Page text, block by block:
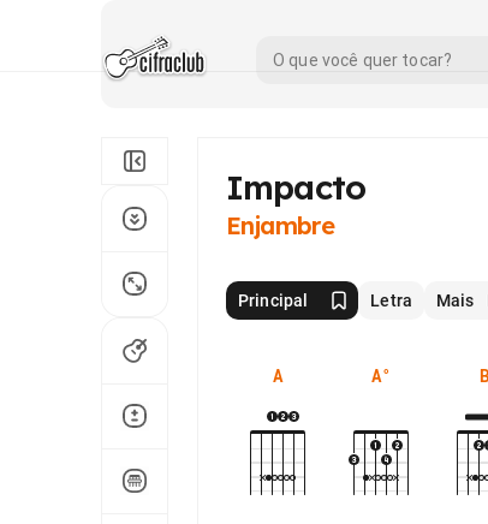
Impacto
Enjambre
Principal Letra Mais
A A° B